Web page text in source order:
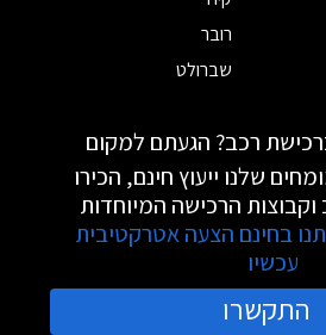
רובר
שברולט
רכב? הגעתם למקום
שלנו ייעוץ חינם, הכירו
הרכישה המיוחדות
בחינם הצעה אטרקטיבית
עכשיו
התקשרו